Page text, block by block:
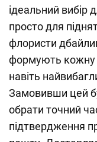
ідеальний вибір
просто для
флористи
формують кожну
навіть
Замовивши цей
обрати точний
підтвердження